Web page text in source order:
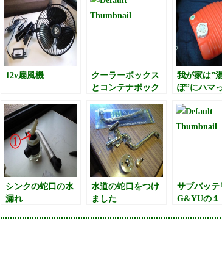
12v扇風機
クーラーボックス
とコンテナボック
我が家は”
ぽ”にハマ
シンクの蛇口の水
漏れ
水道の蛇口をつけ
ました
サブバッテ
G&YUの１